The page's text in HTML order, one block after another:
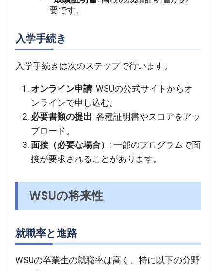
要です。
入学手続き
入学手続きは次のステップで行います。
オンライン申請: WSUの公式サイトからオ
ンラインで申し込む。
必要書類の提出: 各種証明書やスコアをアッ
プロード。
面接（必要な場合） : 一部のプログラムで面
接が要求されることがあります。
WSUの将来性
就職率と進路
WSUの卒業生の就職率は高く、特に以下の分野